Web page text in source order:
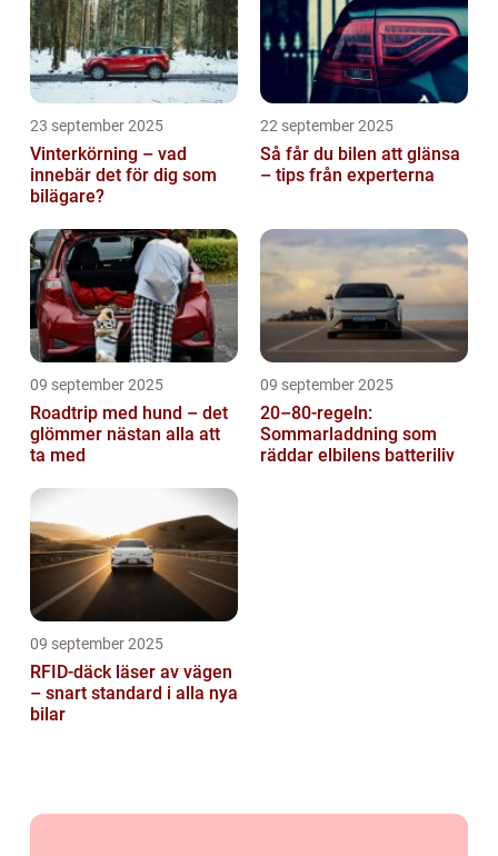
23 september 2025
Vinterkörning – vad
innebär det för dig som
bilägare?
22 september 2025
Så får du bilen att glänsa
– tips från experterna
09 september 2025
Roadtrip med hund – det
glömmer nästan alla att
ta med
09 september 2025
20–80-regeln:
Sommarladdning som
räddar elbilens batteriliv
09 september 2025
RFID-däck läser av vägen
– snart standard i alla nya
bilar